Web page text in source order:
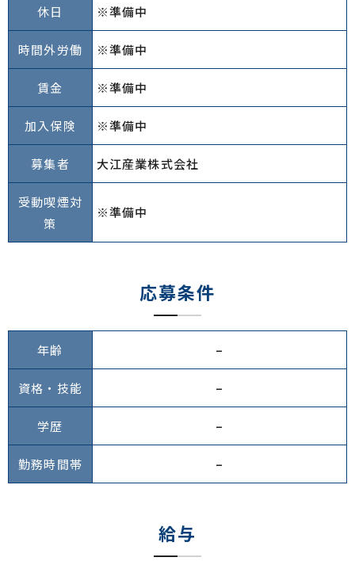
休日 ※準備中
時間外労働 ※準備中
賃金 ※準備中
加入保険 ※準備中
募集者 大江産業株式会社
受動喫煙対
策
※準備中
応募条件
年齢 –
資格・技能 –
学歴 –
勤務時間帯 –
給与